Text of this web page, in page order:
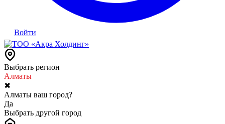
Войти
Выбрать регион
Алматы
✖
Алматы ваш город?
Да
Выбрать другой город